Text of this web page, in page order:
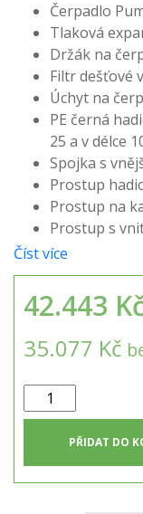
Čerpadlo
Tlaková
Držák na
Filtr dešťové
Úchyt na
PE černá
25 a v délce
Spojka s
Prostup
Prostup na
Prostup s
Číst více
42.443
35.077 Kč
8m3
nádrž
kruhová
+
PŘIDAT DO